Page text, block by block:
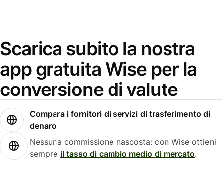
Scarica subito la nostra
app gratuita Wise per la
conversione di valute
Compara i fornitori di servizi di trasferimento di
denaro
Nessuna commissione nascosta: con Wise ottieni
sempre il tasso di cambio medio di mercato.